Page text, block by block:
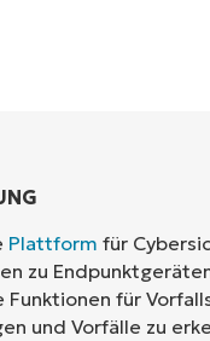
Plattform für
zu
für
und Vorfälle zu